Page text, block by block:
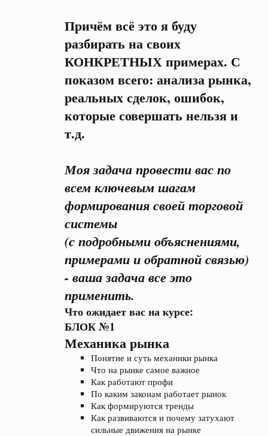
Причём всё это я буду
разбирать на своих
КОНКРЕТНЫХ примерах. С
показом всего: анализа рынка,
реальных сделок, ошибок,
которые совершать нельзя и
т.д.
Моя задача провести вас по
всем ключевым шагам
формирования своей торговой
системы
(с подробными объяснениями,
примерами и обратной связью)
- ваша задача все это
применить.
Что ожидает вас на курсе:
БЛОК №1
Механика рынка
Понятие и суть механики рынка
Что на рынке самое важное
Как работают профи
По каким законам работает рынок
Как формируются тренды
Как развиваются и почему затухают
сильные движения на рынке